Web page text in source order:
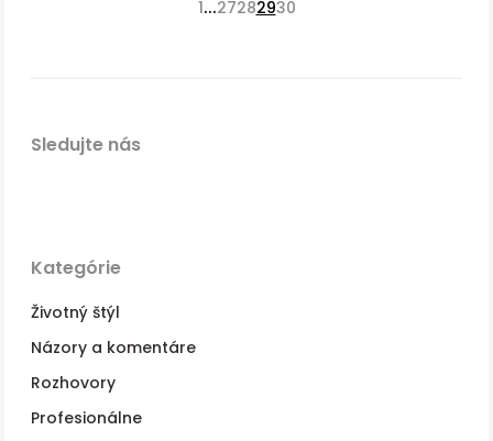
1...27282930
Kategórie
Životný štýl
Názory a komentáre
Rozhovory
Profesionálne
Sledujte nás